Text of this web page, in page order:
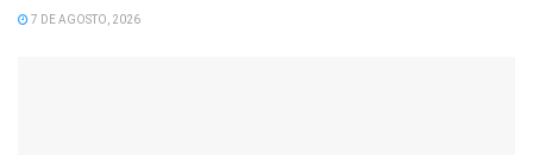
7 DE AGOSTO, 2026